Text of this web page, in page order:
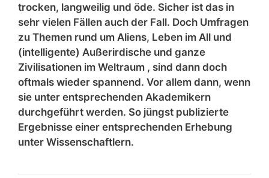
trocken, langweilig und öde. Sicher ist das in
sehr vielen Fällen auch der Fall. Doch Umfragen
zu Themen rund um Aliens, Leben im All und
(intelligente) Außerirdische und ganze
Zivilisationen im Weltraum , sind dann doch
oftmals wieder spannend. Vor allem dann, wenn
sie unter entsprechenden Akademikern
durchgeführt werden. So jüngst publizierte
Ergebnisse einer entsprechenden Erhebung
unter Wissenschaftlern.